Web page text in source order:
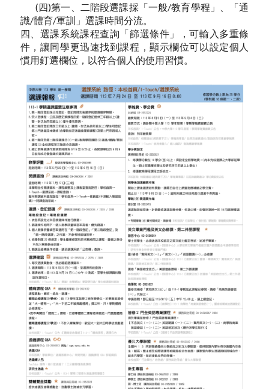
(四)第一、二階段選課採「一般/教育學程」、「通
識/體育/軍訓」選課時間分流。
四、選課系統課程查詢「篩選條件」，可輸入多重條
件，讓同學更迅速找到課程，顯示欄位可以設定個人
慣用釘選欄位，以符合個人的使用習慣。